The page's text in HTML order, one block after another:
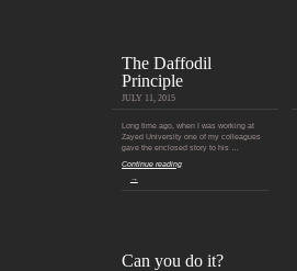
The Daffodil
Principle
JULY 11, 2015
Long time ago, when I was working at
Zayed University one of my colleagues
gave the enclosed story to his …
Continue reading
→
Can you do it?